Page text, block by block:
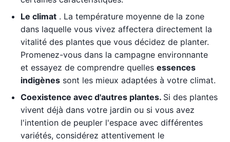
Le climat . La température moyenne de la zone
dans laquelle vous vivez affectera directement la
vitalité des plantes que vous décidez de planter.
Promenez-vous dans la campagne environnante
et essayez de comprendre quelles essences
indigènes sont les mieux adaptées à votre climat.
Coexistence avec d'autres plantes. Si des plantes
vivent déjà dans votre jardin ou si vous avez
l'intention de peupler l'espace avec différentes
variétés, considérez attentivement le